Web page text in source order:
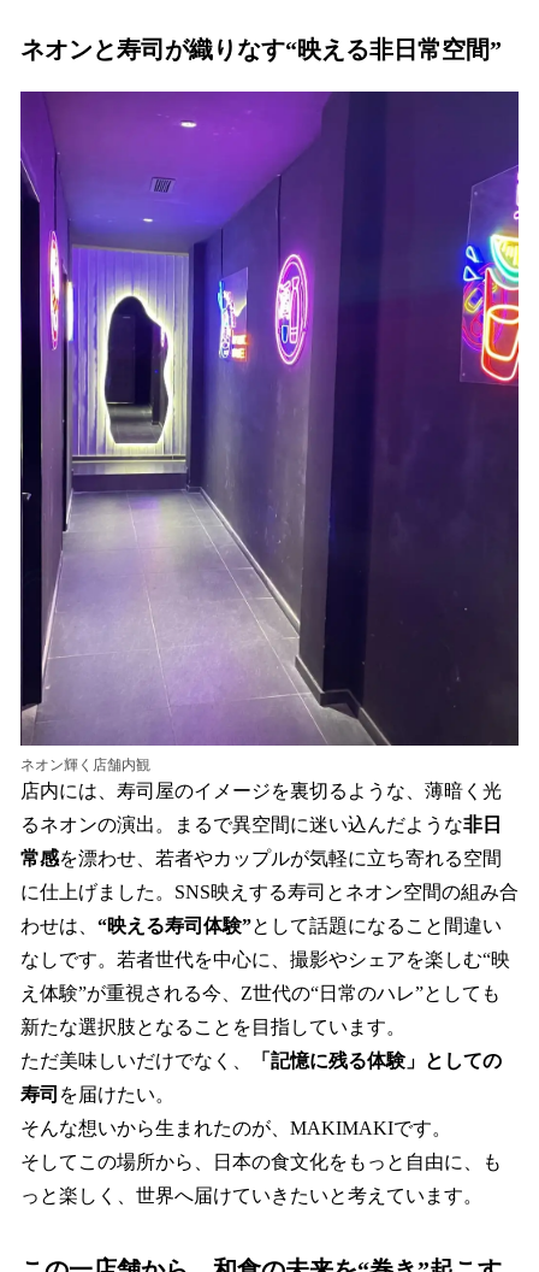
ネオンと寿司が織りなす“映える非日常空間”
ネオン輝く店舗内観
店内には、寿司屋のイメージを裏切るような、薄暗く光
るネオンの演出。まるで異空間に迷い込んだような非日
常感を漂わせ、若者やカップルが気軽に立ち寄れる空間
に仕上げました。SNS映えする寿司とネオン空間の組み合
わせは、 “映える寿司体験”として話題になること間違い
なしです。若者世代を中心に、撮影やシェアを楽しむ“映
え体験”が重視される今、Z世代の“日常のハレ”としても
新たな選択肢となることを目指しています。
ただ美味しいだけでなく、
「記憶に残る体験」としての
寿司 を届けたい。
そんな想いから生まれたのが、MAKIMAKIです。
そしてこの場所から、日本の食文化をもっと自由に、も
っと楽しく、世界へ届けていきたいと考えています。